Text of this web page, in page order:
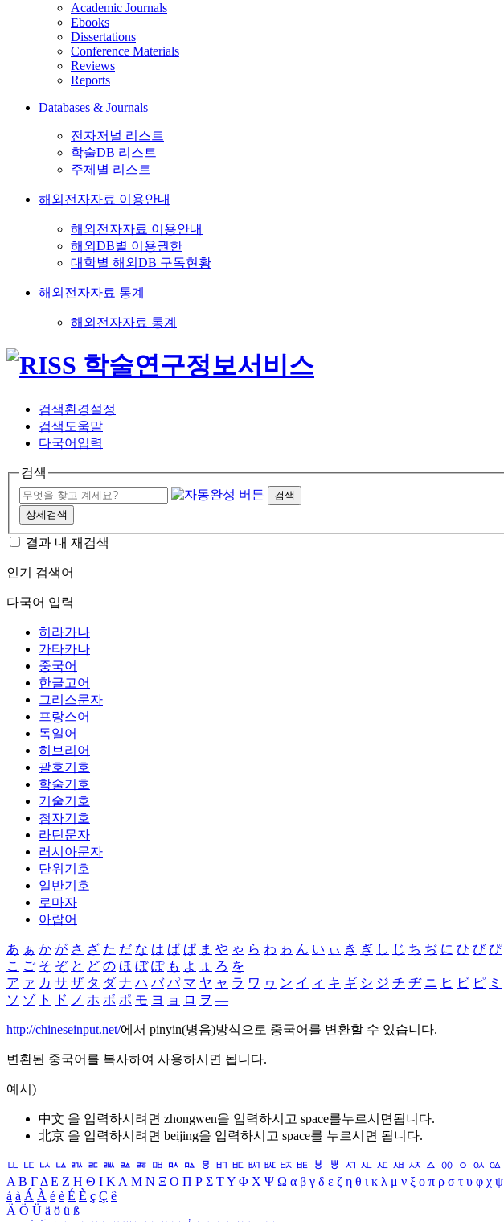
Academic Journals
Ebooks
Dissertations
Conference Materials
Reviews
Reports
Databases & Journals
전자저널 리스트
학술DB 리스트
주제별 리스트
해외전자자료 이용안내
해외전자자료 이용안내
해외DB별 이용권한
대학별 해외DB 구독현황
해외전자자료 통계
해외전자자료 통계
검색환경설정
검색도움말
다국어입력
검색
검색
상세검색
결과 내 재검색
인기 검색어
다국어 입력
히라가나
가타카나
중국어
한글고어
그리스문자
프랑스어
독일어
히브리어
괄호기호
학술기호
기술기호
첨자기호
라틴문자
러시아문자
단위기호
일반기호
로마자
아랍어
あ ぁ か が さ ざ た だ な は ば ぱ ま や ゃ ら わ ゎ ん い ぃ き ぎ し じ ち ぢ に ひ び ぴ
こ ご そ ぞ と ど の ほ ぼ ぽ も よ ょ ろ を
ア ァ カ サ ザ タ ダ ナ ハ バ パ マ ヤ ャ ラ ワ ヮ ン イ ィ キ ギ シ ジ チ ヂ ニ ヒ ビ ピ ミ
ソ ゾ ト ド ノ ホ ボ ポ モ ヨ ョ ロ ヲ ―
http://chineseinput.net/에서 pinyin(병음)방식으로 중국어를 변환할 수 있습니다.
변환된 중국어를 복사하여 사용하시면 됩니다.
예시)
中文 을 입력하시려면 zhongwen을 입력하시고 space를누르시면됩니다.
北京 을 입력하시려면 beijing을 입력하시고 space를 누르시면 됩니다.
ㅥ ㅦ ㅧ ㅨ ㅩ ㅪ ㅫ ㅬ ㅭ ㅮ ㅯ ㅰ ㅱ ㅲ ㅳ ㅴ ㅵ ㅶ ㅷ ㅸ ㅹ ㅺ ㅻ ㅼ ㅽ ㅾ ㅿ ㆀ ㆁ ㆂ ㆃ
Α Β ΓΔ Ε Ζ Η Θ Ι ΚΛ Μ Ν Ξ Ο Π Ρ Σ ΤΥ Φ Χ Ψ Ω α β γ δ ε ζ η θ ι κ λ μ ν ξ ο π ρ σ τ υ φ χ ψ
á à Á À é è É È ç Ç ê
Ä Ö Ü ä ö ü ß